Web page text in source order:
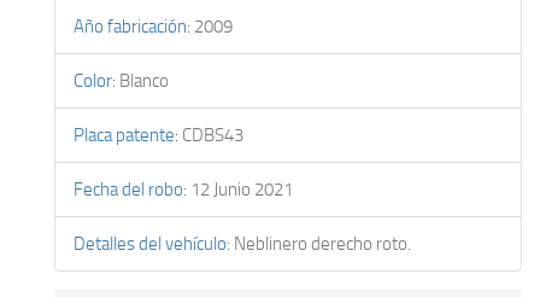
Año fabricación: 2009
Color: Blanco
Placa patente: CDBS43
Fecha del robo: 12 Junio 2021
Detalles del vehículo: Neblinero derecho roto.